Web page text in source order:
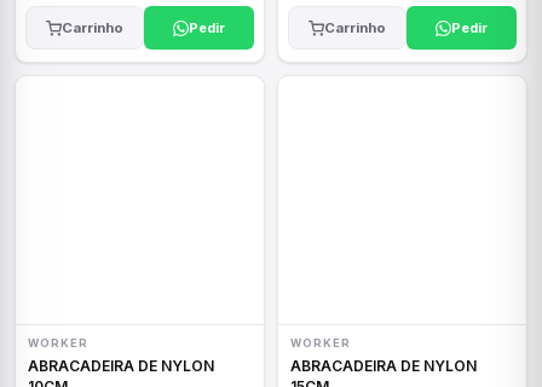
Carrinho Pedir Carrinho Pedir
WORKER
ABRACADEIRA DE NYLON
WORKER
ABRACADEIRA DE NYLON